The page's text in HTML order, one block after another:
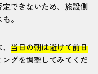
できないため、施設側
。
、当日の朝は避けて前日
ングを調整してみてくだ